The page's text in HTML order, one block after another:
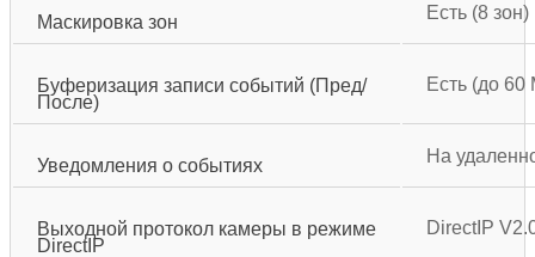
Маскировка зон Есть (8 зон)
Буферизация записи событий (Пред/
После)
Есть (до 60
Уведомления о событиях На
Выходной протокол камеры в режиме
DirectIP
DirectIP